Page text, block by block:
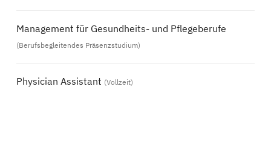
Management für Gesundheits- und Pflegeberufe
(Berufsbegleitendes Präsenzstudium)
Physician Assistant (Vollzeit)